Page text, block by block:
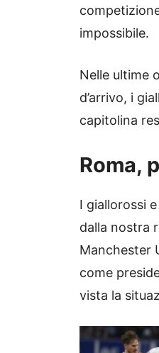
impossibile.
Nelle ultime
d’arrivo, i
capitolina
Roma,
I giallorossi e
dalla nostra
Manchester
come
vista la